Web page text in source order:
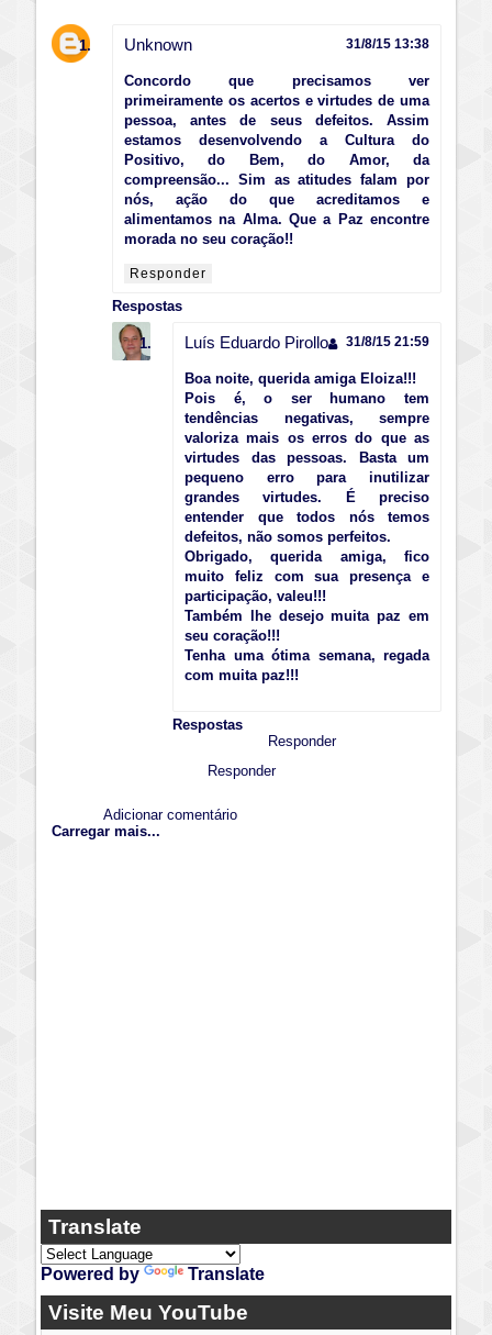
Unknown 31/8/15 13:38
Concordo que precisamos ver
primeiramente os acertos e virtudes de uma
pessoa, antes de seus defeitos. Assim
estamos desenvolvendo a Cultura do
Positivo, do Bem, do Amor, da
compreensão... Sim as atitudes falam por
nós, ação do que acreditamos e
alimentamos na Alma. Que a Paz encontre
morada no seu coração!!
Responder
Respostas
Luís Eduardo Pirollo 31/8/15 21:59
Boa noite, querida amiga Eloiza!!!
Pois é, o ser humano tem
tendências negativas, sempre
valoriza mais os erros do que as
virtudes das pessoas. Basta um
pequeno erro para inutilizar
grandes virtudes. É preciso
entender que todos nós temos
defeitos, não somos perfeitos.
Obrigado, querida amiga, fico
muito feliz com sua presença e
participação, valeu!!!
Também lhe desejo muita paz em
seu coração!!!
Tenha uma ótima semana, regada
com muita paz!!!
Respostas
Responder
Responder
Adicionar comentário
Carregar mais...
Translate
Powered by Translate
Visite Meu YouTube